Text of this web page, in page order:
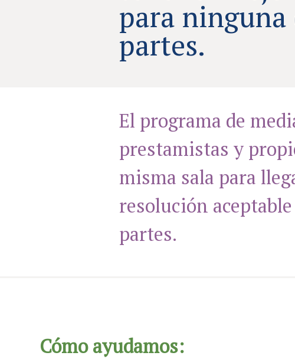
para ninguna
partes.
El programa de
prestamistas y
misma sala para
resolución
partes.
Cómo ayudamos: